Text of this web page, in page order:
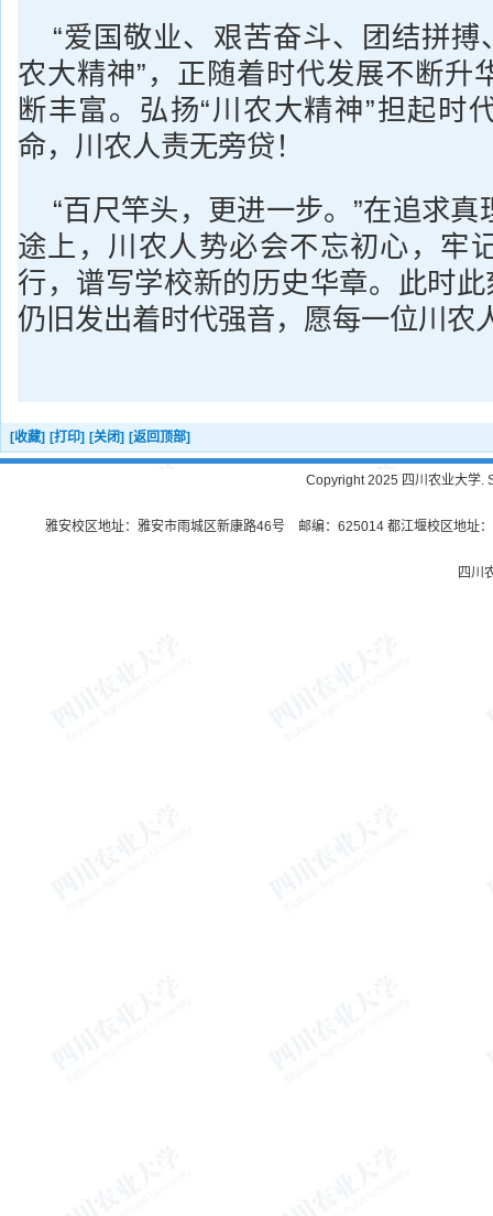
“爱国敬业、艰苦奋斗、团结拼搏
农大精神”，正随着时代发展不断升
断丰富。弘扬“川农大精神”担起时
命，川农人责无旁贷！
“百尺竿头，更进一步。”在追求
途上，川农人势必会不忘初心，牢
行，谱写学校新的历史华章。此时此
仍旧发出着时代强音，愿每一位川农
[收藏] [打印] [关闭] [返回顶部]
Copyright 2025 四川农业大学.
雅安校区地址：雅安市雨城区新康路46号 邮编：625014 都江堰校区地址
四川